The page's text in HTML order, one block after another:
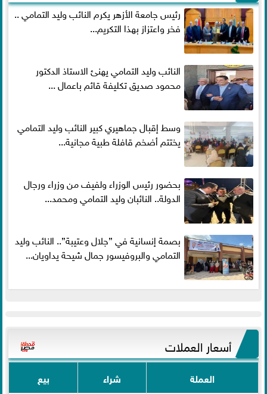
رئيس جامعة الأزهر يكرم النائب وليد التمامي ..
فخر واعتزاز بهذا التكريم...
النائب وليد التمامي يهنئ الاستاذ الدكتور
محمود صديق تكليفة قائم باعمال ...
وسط إقبال جماهيري كبير النائب وليد التمامي
يختتم أضخم قافلة طبية مجانية...
بحضور رئيس الوزراء ولفيف من وزراء ورجال
الدولة.. النائبان وليد التمامي ومحمد...
بصمة إنسانية في ”جلال وعتيبة”.. النائب وليد
التمامي والبروفيسور جمال شيحة يداويان...
أسعار العملات
العملة شراء بيع